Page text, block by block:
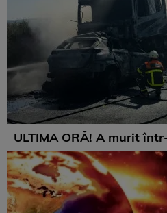
ULTIMA ORĂ! A murit